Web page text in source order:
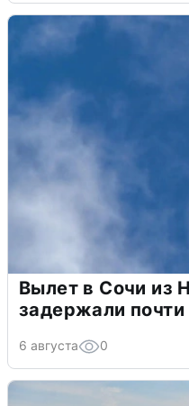
Вылет в Сочи из
задержали почти
6 августа 0